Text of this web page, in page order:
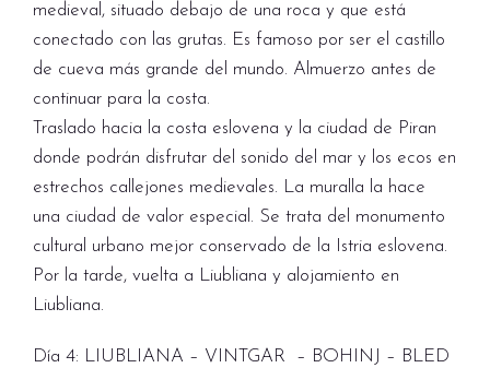
medieval, situado debajo de una roca y que está
conectado con las grutas. Es famoso por ser el castillo
de cueva más grande del mundo. Almuerzo antes de
continuar para la costa.
Traslado hacia la costa eslovena y la ciudad de Piran
donde podrán disfrutar del sonido del mar y los ecos en
estrechos callejones medievales. La muralla la hace
una ciudad de valor especial. Se trata del monumento
cultural urbano mejor conservado de la Istria eslovena.
Por la tarde, vuelta a Liubliana y alojamiento en
Liubliana.
Día 4: LIUBLIANA – VINTGAR – BOHINJ – BLED